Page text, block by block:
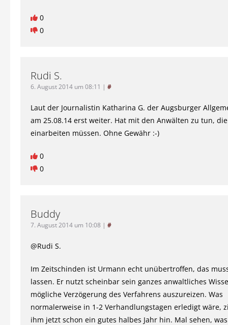
0
0
Rudi S.
6. August 2014 um 08:11 | #
Laut der Journalistin Katharina G. der Augsburger
am 25.08.14 erst weiter. Hat mit den Anwälten zu tun,
einarbeiten müssen. Ohne Gewähr :-)
0
0
Buddy
7. August 2014 um 10:08 | #
@Rudi S.
Im Zeitschinden ist Urmann echt unübertroffen, das
lassen. Er nutzt scheinbar sein ganzes anwaltliches
mögliche Verzögerung des Verfahrens auszureizen. Was
normalerweise in 1-2 Verhandlungstagen erledigt wäre,
ihm jetzt schon ein gutes halbes Jahr hin. Mal sehen,